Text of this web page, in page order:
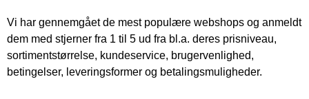
Vi har gennemgået de mest populære webshops og anmeldt
dem med stjerner fra 1 til 5 ud fra bl.a. deres prisniveau,
sortimentstørrelse, kundeservice, brugervenlighed,
betingelser, leveringsformer og betalingsmuligheder.